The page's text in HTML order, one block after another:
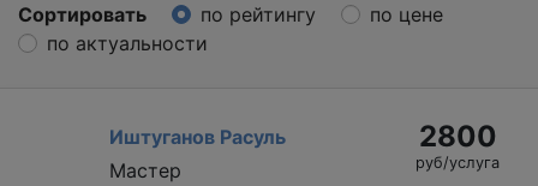
Сортировать по рейтингу
по цене
по актуальности
Иштуганов Расуль
Мастер
2800
руб/услуга